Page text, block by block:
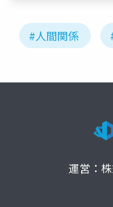
#人間関係
運営：